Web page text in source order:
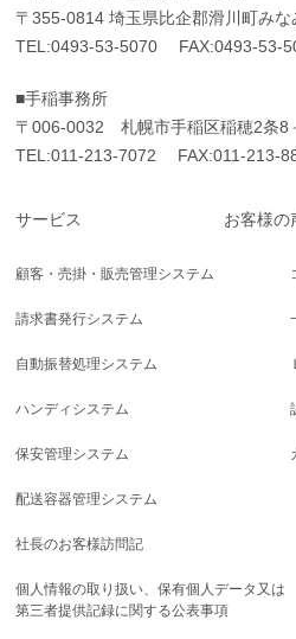
〒355-0814 埼玉県比企郡滑川町み
TEL:0493-53-5070 FAX:0493-53-
■手稲事務所
〒006-0032 札幌市手稲区稲穂2条8
TEL:011-213-7072 FAX:011-213-
サービス お客様の
顧客・売掛・販売管理システム
請求書発行システム
自動振替処理システム
ハンディシステム
保安管理システム
配送容器管理システム
社長のお客様訪問記
個人情報の取り扱い、保有個人データ又は
第三者提供記録に関する公表事項